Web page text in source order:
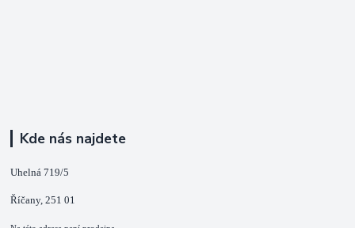
Kde nás najdete
Uhelná 719/5
Říčany, 251 01